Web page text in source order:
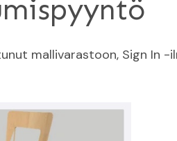
mallivarastoon, Sign In